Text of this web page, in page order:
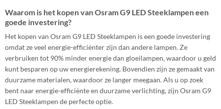
Waarom is het kopen van Osram G9 LED Steeklampen een
goede investering?
Het kopen van Osram G9 LED Steeklampen is een goede investering
omdat ze veel energie-efficiënter zijn dan andere lampen. Ze
verbruiken tot 90% minder energie dan gloeilampen, waardoor u geld
kunt besparen op uw energierekening. Bovendien zijn ze gemaakt van
duurzame materialen, waardoor ze langer meegaan. Als u op zoek
bent naar energie-efficiënte en duurzame verlichting, zijn Osram G9
LED Steeklampen de perfecte optie.